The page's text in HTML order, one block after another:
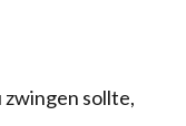
zwingen sollte,